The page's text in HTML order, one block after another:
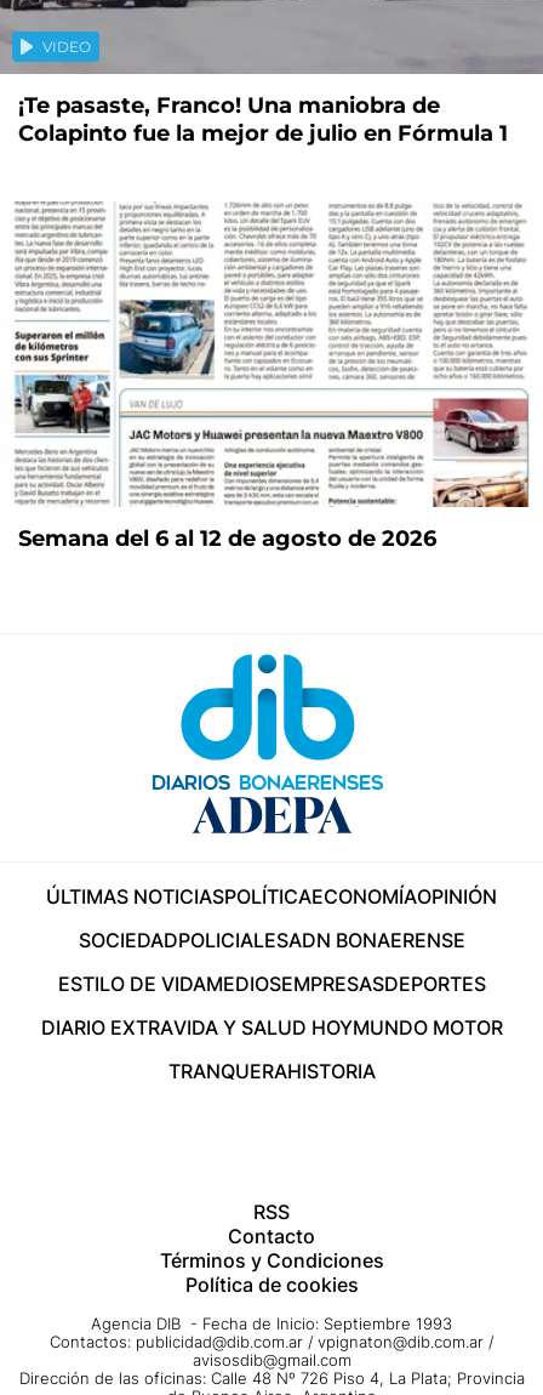
VIDEO
¡Te pasaste, Franco! Una maniobra de
Colapinto fue la mejor de julio en Fórmula 1
Semana del 6 al 12 de agosto de 2026
ÚLTIMAS NOTICIASPOLÍTICAECONOMÍAOPINIÓN
SOCIEDADPOLICIALESADN BONAERENSE
ESTILO DE VIDAMEDIOSEMPRESASDEPORTES
DIARIO EXTRAVIDA Y SALUD HOYMUNDO MOTOR
TRANQUERAHISTORIA
RSS
Contacto
Términos y Condiciones
Política de cookies
Agencia DIB - Fecha de Inicio: Septiembre 1993
Contactos: publicidad@dib.com.ar / vpignaton@dib.com.ar /
avisosdib@gmail.com
Dirección de las oficinas: Calle 48 Nº 726 Piso 4, La Plata; Provincia